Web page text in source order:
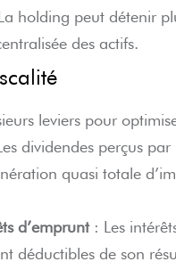
holding peut détenir
des actifs.
leviers pour
dividendes perçus
quasi totale
d’emprunt: Les
déductibles de son